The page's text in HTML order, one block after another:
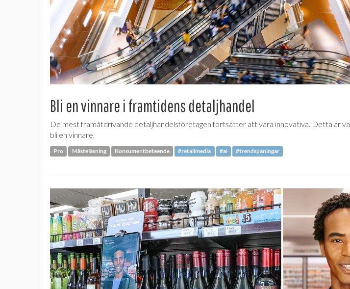
Bli en vinnare i framtidens detaljhandel
De mest framåtdrivande detaljhandelsföretagen fortsätter att vara innovativa. Detta är
bli en vinnare.
Pro Måsteläsning Konsumentbeteende #retailmedia #ai #trendspaningar